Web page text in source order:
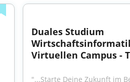
Duales Studium
Virtuellen Campus -